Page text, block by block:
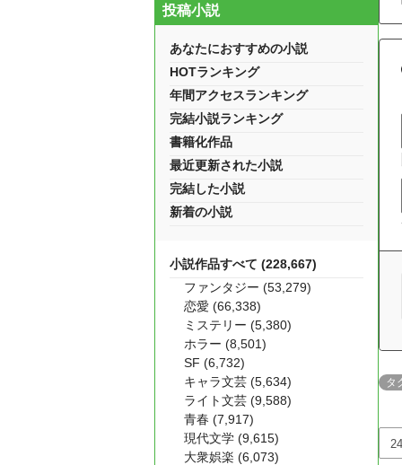
タ
投稿小説
あなたにおすすめの小説
HOTランキング
年間アクセスランキング
完結小説ランキング
書籍化作品
最近更新された小説
完結した小説
新着の小説
小説作品すべて (228,667)
ファンタジー (53,279)
恋愛 (66,338)
ミステリー (5,380)
ホラー (8,501)
SF (6,732)
キャラ文芸 (5,634)
ライト文芸 (9,588)
青春 (7,917)
現代文学 (9,615)
大衆娯楽 (6,073)